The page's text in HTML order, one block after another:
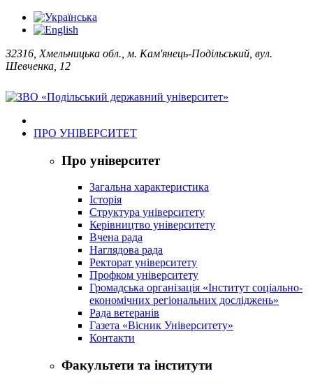
32316, Хмельницька обл., м. Кам'янець-Подільський, вул.
Шевченка, 12
ПРО УНІВЕРСИТЕТ
Про університет
Загальна характеристика
Історія
Структура університету
Керівництво університету
Вчена рада
Наглядова рада
Ректорат університету
Профком університету
Громадська організація «Інститут соціально-
економічних регіональних досліджень»
Рада ветеранів
Газета «Вісник Університету»
Контакти
Факультети та інститути